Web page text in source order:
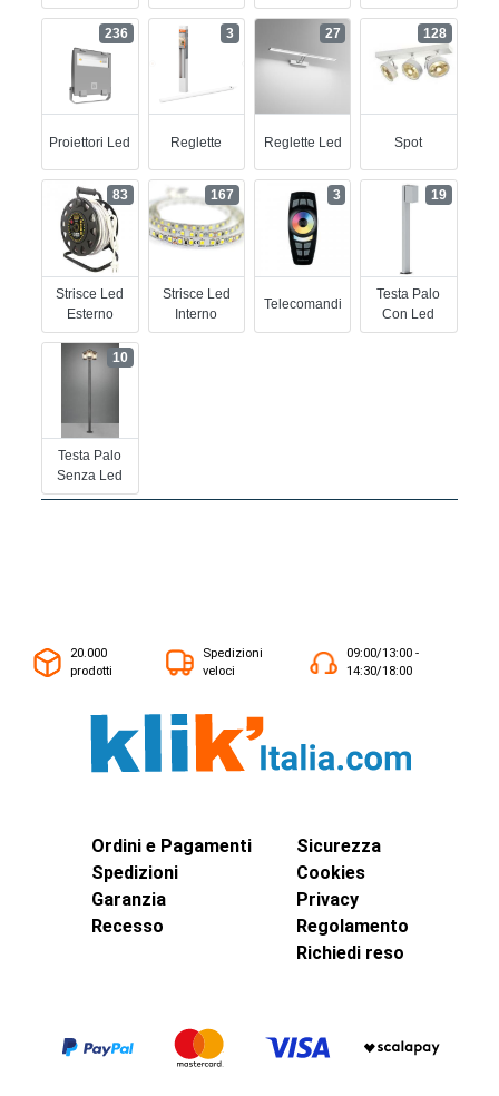
Proiettori Led
236
Reglette
3
Reglette Led
27
Spot
128
Strisce Led
Esterno
83
Strisce Led
Interno
167
Telecomandi
3
Testa Palo
Con Led
19
Testa Palo
Senza Led
10
20.000
prodotti
Spedizioni
veloci
09:00/13:00 -
14:30/18:00
Ordini e Pagamenti
Spedizioni
Garanzia
Recesso
Sicurezza
Cookies
Privacy
Regolamento
Richiedi reso